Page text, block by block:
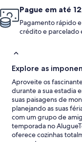
Pague em até
Pagamento rápido
crédito e parcelado
Explore as
Aproveite os
durante a sua estadia
suas paisagens de
planejando as suas
com um grupo de
temporada no
oferece cozinhas